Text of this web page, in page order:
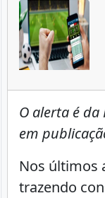
O alerta é da
em
Nos últimos
trazendo